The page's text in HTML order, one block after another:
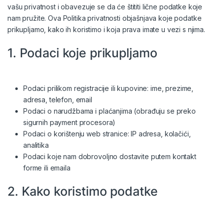
vašu privatnost i obavezuje se da će štititi lične podatke koje
nam pružite. Ova Politika privatnosti objašnjava koje podatke
prikupljamo, kako ih koristimo i koja prava imate u vezi s njima.
1. Podaci koje prikupljamo
Podaci prilikom registracije ili kupovine: ime, prezime,
adresa, telefon, email
Podaci o narudžbama i plaćanjima (obrađuju se preko
sigurnih payment procesora)
Podaci o korištenju web stranice: IP adresa, kolačići,
analitika
Podaci koje nam dobrovoljno dostavite putem kontakt
forme ili emaila
2. Kako koristimo podatke